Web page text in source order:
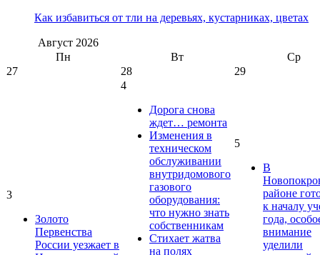
Как избавиться от тли на деревьях, кустарниках, цветах
Август 2026
Пн
Вт
Ср
27
28 29
3
Золото
Первенства
России уезжает в
4
Дорога снова
ждет… ремонта
Изменения в
техническом
обслуживании
внутридомового
газового
оборудования:
что нужно знать
собственникам
Стихает жатва
на полях
5
В
районе
к началу
года,
внимание
уделили